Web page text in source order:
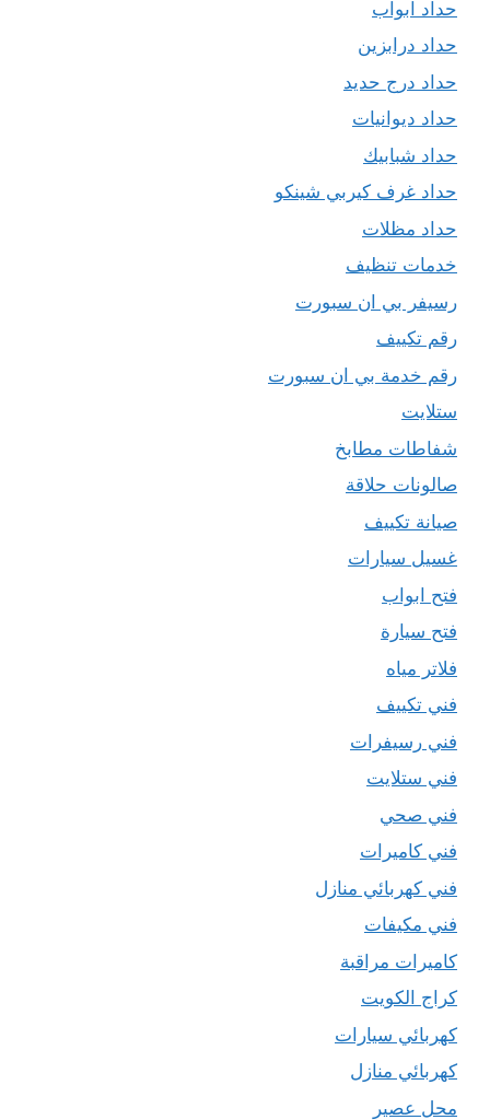
حداد ابواب
حداد درابزين
حداد درج حديد
حداد ديوانيات
حداد شبابيك
حداد غرف كيربي شينكو
حداد مظلات
خدمات تنظيف
رسيفر بي ان سبورت
رقم تكييف
رقم خدمة بي ان سبورت
ستلايت
شفاطات مطابخ
صالونات حلاقة
صيانة تكييف
غسيل سيارات
فتح ابواب
فتح سيارة
فلاتر مياه
فني تكييف
فني رسيفرات
فني ستلايت
فني صحي
فني كاميرات
فني كهربائي منازل
فني مكيفات
كاميرات مراقبة
كراج الكويت
كهربائي سيارات
كهربائي منازل
محل عصير